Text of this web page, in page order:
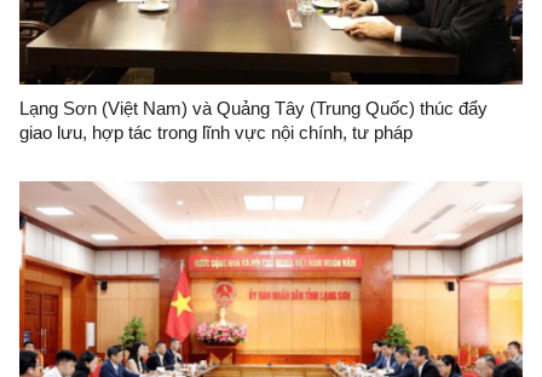
Lạng Sơn (Việt Nam) và Quảng Tây (Trung Quốc) thúc đẩy
giao lưu, hợp tác trong lĩnh vực nội chính, tư pháp